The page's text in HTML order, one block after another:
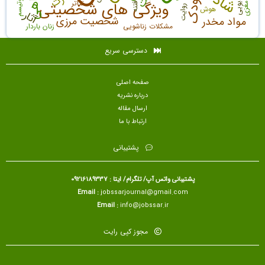
ویژگی های شخصیتی کودک شخصیت مرزی مواد مخدر آثار مشکلات زناشویی زنان باردار
فتنه روایت هوش
تئاتر دیویی
دسترسی سریع
صفحه اصلی
درباره نشریه
ارسال مقاله
ارتباط با ما
پشتیبانی
پشتیبانی واتس آپ/ تلگرام/ ایتا : 09216189337
Email :jobssarjournal@gmail.com
Email :info@jobssar.ir
مجوز کپی رایت